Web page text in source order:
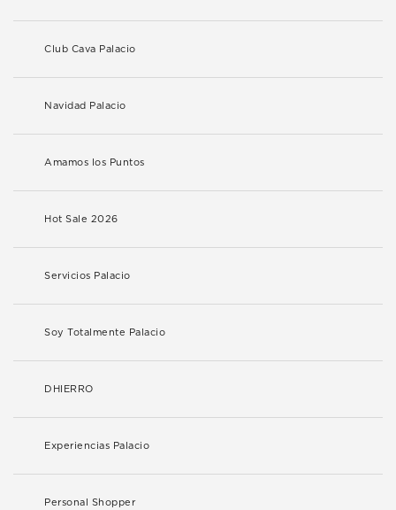
Club Cava Palacio
Navidad Palacio
Amamos los Puntos
Hot Sale 2026
Servicios Palacio
Soy Totalmente Palacio
DHIERRO
Experiencias Palacio
Personal Shopper